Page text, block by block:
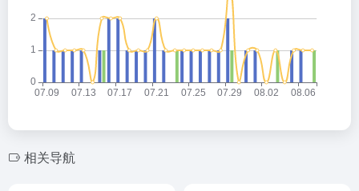
相关导航